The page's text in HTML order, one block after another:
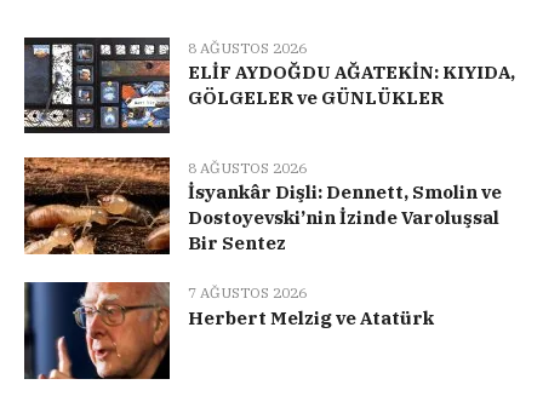
8 AĞUSTOS 2026
ELİF AYDOĞDU AĞATEKİN: KIYIDA,
GÖLGELER ve GÜNLÜKLER
8 AĞUSTOS 2026
İsyankâr Dişli: Dennett, Smolin ve
Dostoyevski’nin İzinde Varoluşsal
Bir Sentez
7 AĞUSTOS 2026
Herbert Melzig ve Atatürk